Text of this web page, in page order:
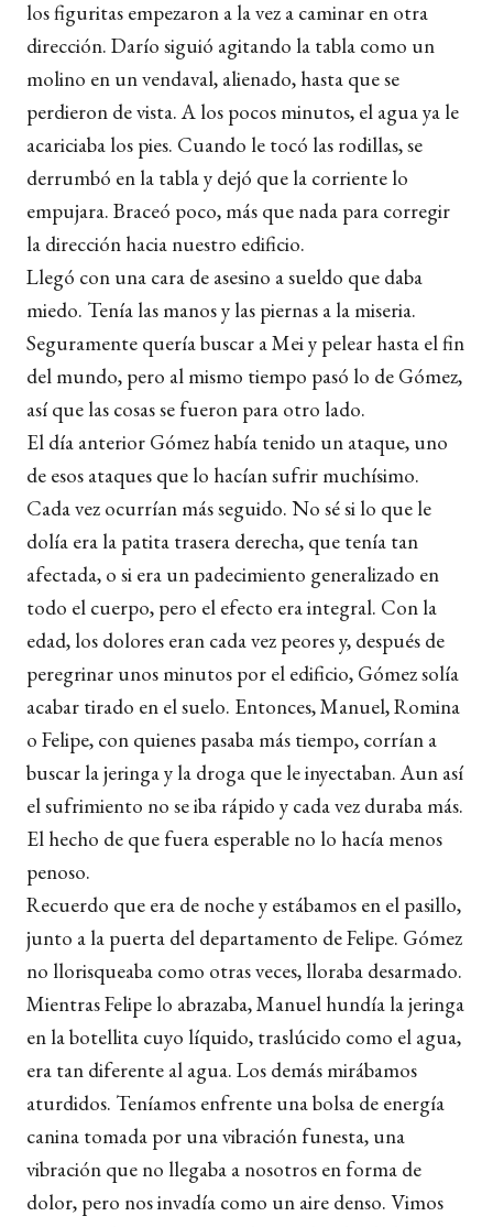
los figuritas empezaron a la vez a caminar en otra
dirección. Darío siguió agitando la tabla como un
molino en un vendaval, alienado, hasta que se
perdieron de vista. A los pocos minutos, el agua ya le
acariciaba los pies. Cuando le tocó las rodillas, se
derrumbó en la tabla y dejó que la corriente lo
empujara. Braceó poco, más que nada para corregir
la dirección hacia nuestro edificio.
Llegó con una cara de asesino a sueldo que daba
miedo. Tenía las manos y las piernas a la miseria.
Seguramente quería buscar a Mei y pelear hasta el fin
del mundo, pero al mismo tiempo pasó lo de Gómez,
así que las cosas se fueron para otro lado.
El día anterior Gómez había tenido un ataque, uno
de esos ataques que lo hacían sufrir muchísimo.
Cada vez ocurrían más seguido. No sé si lo que le
dolía era la patita trasera derecha, que tenía tan
afectada, o si era un padecimiento generalizado en
todo el cuerpo, pero el efecto era integral. Con la
edad, los dolores eran cada vez peores y, después de
peregrinar unos minutos por el edificio, Gómez solía
acabar tirado en el suelo. Entonces, Manuel, Romina
o Felipe, con quienes pasaba más tiempo, corrían a
buscar la jeringa y la droga que le inyectaban. Aun así
el sufrimiento no se iba rápido y cada vez duraba más.
El hecho de que fuera esperable no lo hacía menos
penoso.
Recuerdo que era de noche y estábamos en el pasillo,
junto a la puerta del departamento de Felipe. Gómez
no llorisqueaba como otras veces, lloraba desarmado.
Mientras Felipe lo abrazaba, Manuel hundía la jeringa
en la botellita cuyo líquido, traslúcido como el agua,
era tan diferente al agua. Los demás mirábamos
aturdidos. Teníamos enfrente una bolsa de energía
canina tomada por una vibración funesta, una
vibración que no llegaba a nosotros en forma de
dolor, pero nos invadía como un aire denso. Vimos